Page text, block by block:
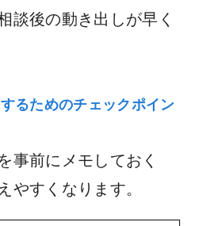
談後の動き出しが早く
るためのチェックポイン
事前にメモしておく
やすくなります。